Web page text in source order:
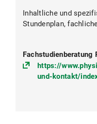
Inhaltliche und
Stundenplan,
Fachstudienberatung
https://
und-kontakt/